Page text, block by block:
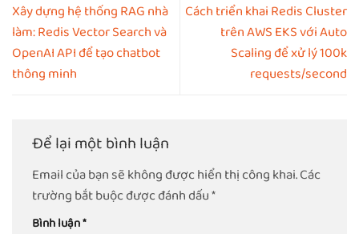
Xây dựng hệ thống RAG nhà
làm: Redis Vector Search và
OpenAI API để tạo chatbot
thông minh
Cách triển khai Redis Cluster
trên AWS EKS với Auto
Scaling để xử lý 100k
requests/second
Để lại một bình luận
Email của bạn sẽ không được hiển thị công khai.Các
trường bắt buộc được đánh dấu*
Bình luận*